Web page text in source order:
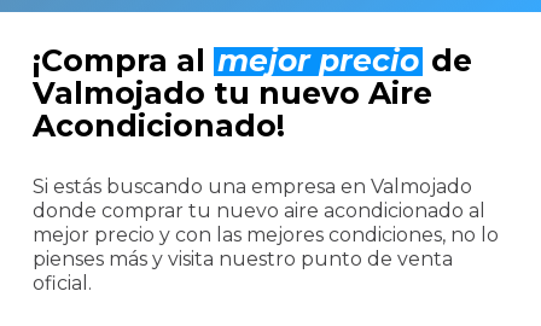
¡Compra al mejor precio de
Valmojado tu nuevo Aire
Acondicionado!
Si estás buscando una empresa en Valmojado
donde comprar tu nuevo aire acondicionado al
mejor precio y con las mejores condiciones, no lo
pienses más y visita nuestro punto de venta
oficial.